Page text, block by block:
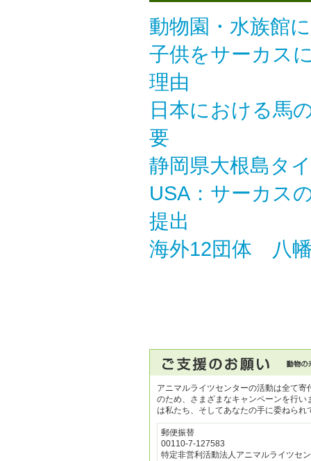
動物園・水族館
子供をサーカス
理由
日本における馬
要
静岡県大根島タ
USA：サーカス
提出
海外12団体 八
アニマルライツセンターの活動は全て
のため、さまざまなキャンペーンを行
は私たち、そしてあなたの手に委ねられ
郵便振替
00110-7-127583
特定非営利活動法人アニマルライツセ